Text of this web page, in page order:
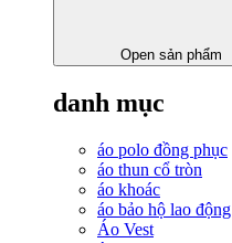
Open sản phẩm
danh mục
áo polo đồng phục
áo thun cổ tròn
áo khoác
áo bảo hộ lao động
Áo Vest